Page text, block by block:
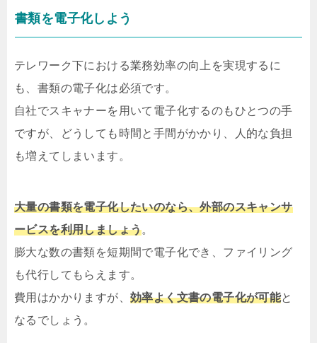
書類を電子化しよう
テレワーク下における業務効率の向上を実現するに
も、書類の電子化は必須です。
自社でスキャナーを用いて電子化するのもひとつの手
ですが、どうしても時間と手間がかかり、人的な負担
も増えてしまいます。
大量の書類を電子化したいのなら、外部のスキャンサ
ービスを利用しましょう。
膨大な数の書類を短期間で電子化でき、ファイリング
も代行してもらえます。
費用はかかりますが、 効率よく文書の電子化が可能と
なるでしょう。